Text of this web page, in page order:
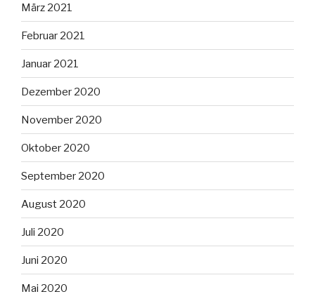
März 2021
Februar 2021
Januar 2021
Dezember 2020
November 2020
Oktober 2020
September 2020
August 2020
Juli 2020
Juni 2020
Mai 2020